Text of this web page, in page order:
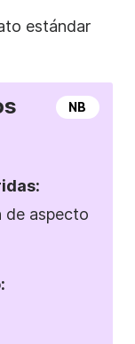
estándar
NB
de aspecto